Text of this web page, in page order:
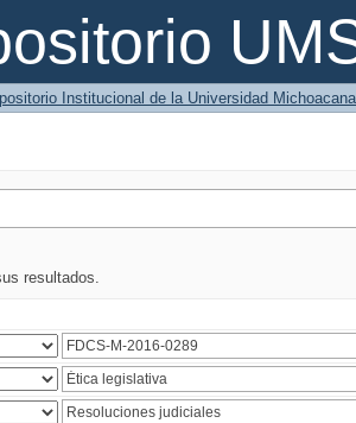
Institucional de la Universidad
resultados.